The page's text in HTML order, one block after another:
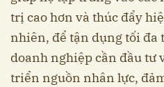
trị cao hơn và thúc đẩy
nhiên, để tận dụng tối đa
doanh nghiệp cần đầu tư
triển nguồn nhân lực,